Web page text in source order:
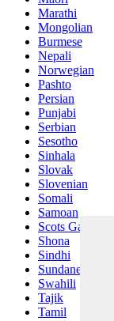
Marathi
Mongolian
Burmese
Nepali
Norwegian
Pashto
Persian
Punjabi
Serbian
Sesotho
Sinhala
Slovak
Slovenian
Somali
Samoan
Scots Gaelic
Shona
Sindhi
Sundanese
Swahili
Tajik
Tamil